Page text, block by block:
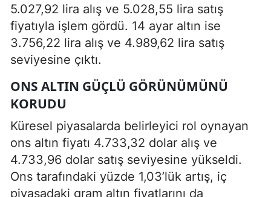
5.027,92 lira alış ve 5.028,55 lira satış
fiyatıyla işlem gördü. 14 ayar altın ise
3.756,22 lira alış ve 4.989,62 lira satış
seviyesine çıktı.
ONS ALTIN GÜÇLÜ GÖRÜNÜMÜNÜ
KORUDU
Küresel piyasalarda belirleyici rol oynayan
ons altın fiyatı 4.733,32 dolar alış ve
4.733,96 dolar satış seviyesine yükseldi.
Ons tarafındaki yüzde 1,03’lük artış, iç
piyasadaki gram altın fiyatlarını da